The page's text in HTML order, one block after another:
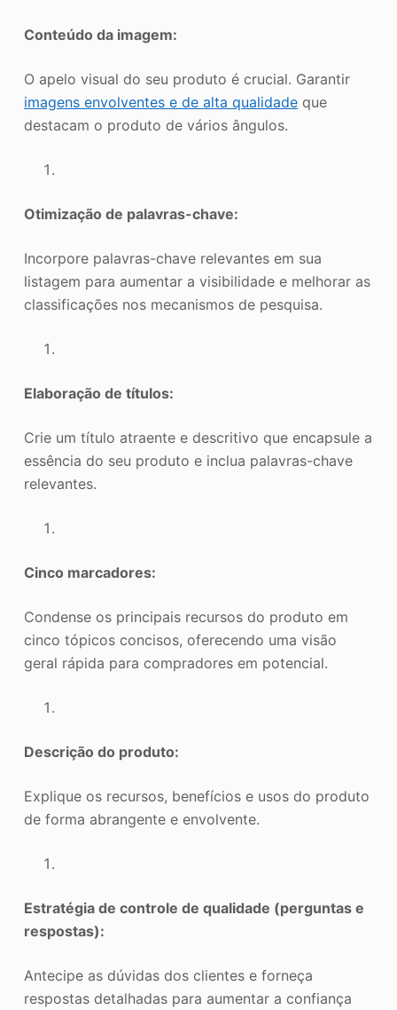
Conteúdo da imagem:
O apelo visual do seu produto é crucial. Garantir
imagens envolventes e de alta qualidadeque
destacam o produto de vários ângulos.
Otimização de palavras-chave:
Incorpore palavras-chave relevantes em sua
listagem para aumentar a visibilidade e melhorar as
classificações nos mecanismos de pesquisa.
Elaboração de títulos:
Crie um título atraente e descritivo que encapsule a
essência do seu produto e inclua palavras-chave
relevantes.
Cinco marcadores:
Condense os principais recursos do produto em
cinco tópicos concisos, oferecendo uma visão
geral rápida para compradores em potencial.
Descrição do produto:
Explique os recursos, benefícios e usos do produto
de forma abrangente e envolvente.
Estratégia de controle de qualidade (perguntas e
respostas):
Antecipe as dúvidas dos clientes e forneça
respostas detalhadas para aumentar a confiança